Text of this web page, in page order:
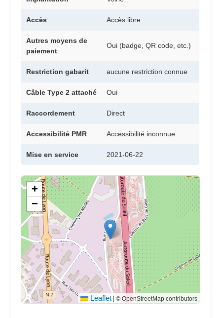
Accès Accès libre
Autres moyens de
paiement
Oui (badge, QR code, etc.)
Restriction gabarit aucune restriction connue
Câble Type 2 attaché Oui
Raccordement Direct
Accessibilité PMR Accessibilité inconnue
Mise en service 2021-06-22
+
−
Leaflet © OpenStreetMap contributors